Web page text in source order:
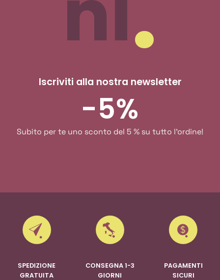
Iscriviti alla nostra newsletter
-5%
Subito per te uno sconto del 5 % su tutto l'ordine!
SPEDIZIONE
GRATUITA
CONSEGNA 1-3
GIORNI
PAGAMENTI
SICURI